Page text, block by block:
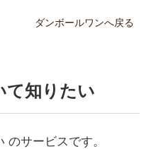
ダンボールワンへ戻る
て知りたい
サービスです。